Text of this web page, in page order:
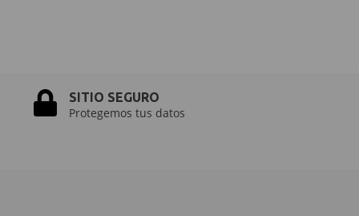
SITIO SEGURO
Protegemos tus datos